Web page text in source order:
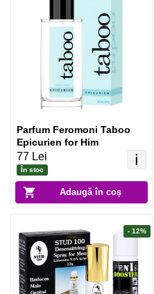
Adaugă în coș
ℹ️
Parfum Feromoni Taboo
Epicurien for Him
77 Lei
În stoc
- 12%